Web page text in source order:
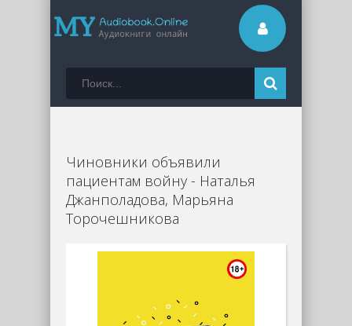
Чиновники объявили
пациентам войну - Наталья
Джанполадова, Марьяна
Торочешникова